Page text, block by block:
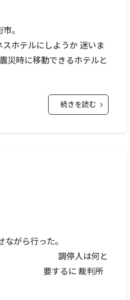
今回は 八街市。
ルにしようか 迷いま
に移動できるホテルと
続きを読む
ばせながら行った。
格。 調停人は何と
。 要するに 裁判所